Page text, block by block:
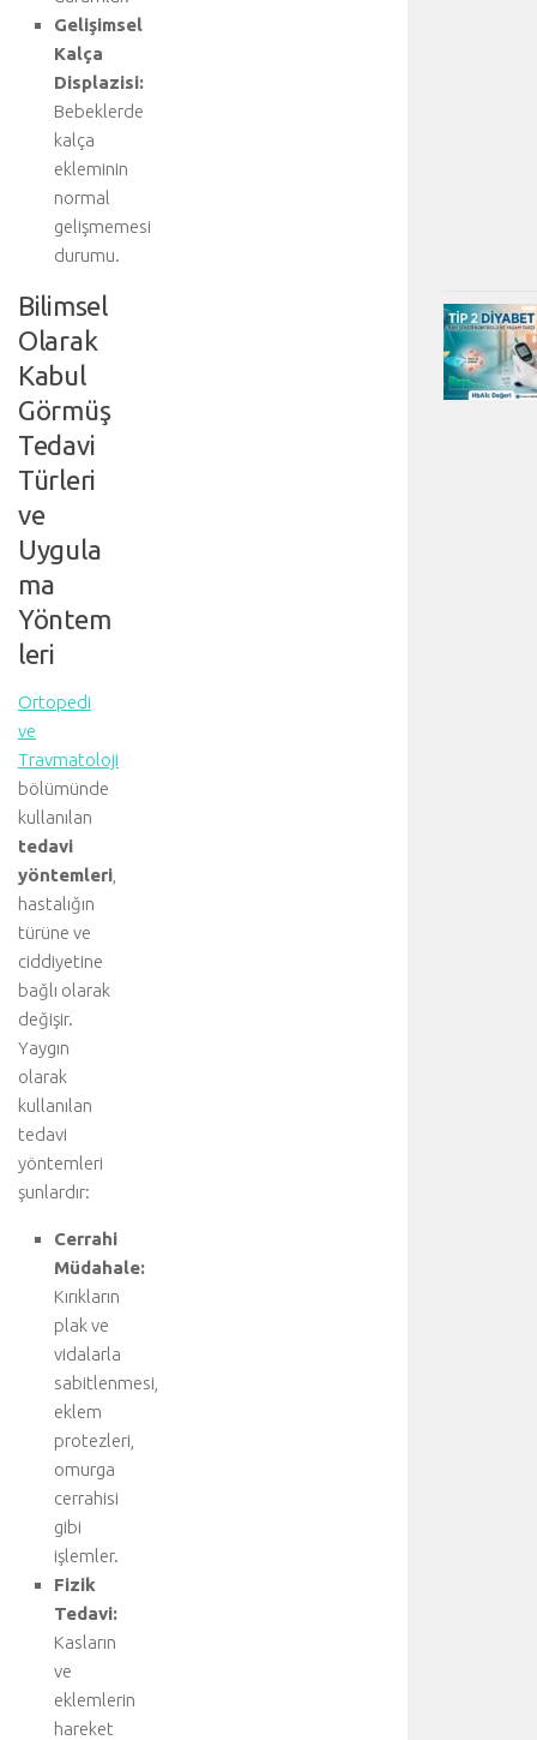
Gelişimsel
Kalça
Displazisi:
Bebeklerde
kalça
ekleminin
normal
gelişmemesi
durumu.
Bilimsel
Olarak
Kabul
Görmüş
Tedavi
Türleri
ve
Uygula
ma
Yöntem
leri
Ortopedi
ve
Travmatoloji
bölümünde
kullanılan
tedavi
yöntemleri
hastalığın
türüne ve
ciddiyetine
bağlı olarak
değişir.
Yaygın
olarak
kullanılan
tedavi
yöntemleri
şunlardır:
Cerrahi
Müdahale:
Kırıkların
plak ve
vidalarla
sabitlenmesi,
eklem
protezleri,
omurga
cerrahisi
gibi
işlemler.
Fizik
Tedavi:
Kasların
ve
eklemlerin
hareket